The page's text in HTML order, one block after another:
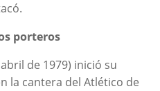
porteros
de 1979) inició su
la cantera del Atlético de